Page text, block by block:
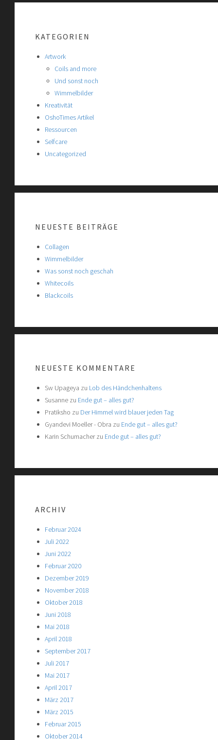
KATEGORIEN
Artwork
Coils and more
Und sonst noch
Wimmelbilder
Kreativität
OshoTimes Artikel
Ressourcen
Selfcare
Uncategorized
NEUESTE BEITRÄGE
Collagen
Wimmelbilder
Was sonst noch geschah
Whitecoils
Blackcoils
NEUESTE KOMMENTARE
Sw Upageya zu Lob des Händchenhaltens
Susannezu Ende gut – alles gut?
Pratiksho zu Der Himmel wird blauer jeden Tag
Gyandevi Moeller - Obra zu Ende gut – alles gut?
Karin Schumacherzu Ende gut – alles gut?
ARCHIV
Februar 2024
Juli 2022
Juni 2022
Februar 2020
Dezember 2019
November 2018
Oktober 2018
Juni 2018
Mai 2018
April 2018
September 2017
Juli 2017
Mai 2017
April 2017
März 2017
März 2015
Februar 2015
Oktober 2014